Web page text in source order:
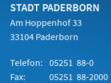
STADT PADERBORN
Am Hoppenhof 33
33104 Paderborn
Telefon: 05251 88-0
Fax:
05251 88-2000